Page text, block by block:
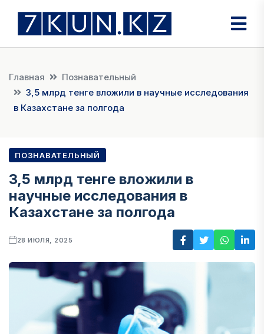
Главная
Познавательный
3,5 млрд тенге вложили в научные исследования
в Казахстане за полгода
ПОЗНАВАТЕЛЬНЫЙ
3,5 млрд тенге вложили в
научные исследования в
Казахстане за полгода
28 ИЮЛЯ, 2025